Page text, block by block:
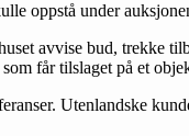
oppstå under
avvise bud, trekke
får tilslaget på et
Utenlandske